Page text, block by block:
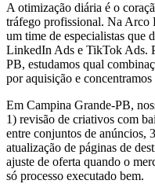
A otimização diária é o
tráfego profissional. Na Arco
um time de especialistas que
LinkedIn Ads e TikTok Ads.
PB, estudamos qual
por aquisição e
Em Campina Grande-PB,
1) revisão de criativos com
entre conjuntos de anúncios,
atualização de páginas de
ajuste de oferta quando o
só processo executado bem.